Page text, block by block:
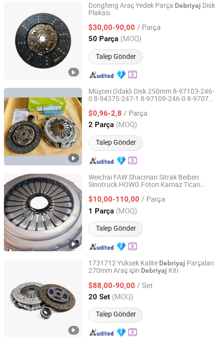
Dongfeng Araç Yedek Parça Debriyaj Disk
Plakası
$30,00-90,00 / Parça
50 Parça (MOQ)
Talep Gönder
Guilin Fuda Co., Ltd.
Guangxi, China Fiyat 2026
Müşteri Odaklı Disk 250mm 8-97103-246-
0 8-94375-247-1 8-97109-246-0 8-97070-
Otomatik DebriyajBasınç Plakası
$0,96-2,8 / Parça
2 Parça (MOQ)
Talep Gönder
Xingtai Tuoyuan Machinery Parts Co., Ltd.
Hebei, China Fiyat 2025
Weichai FAW Shacman Sitrak Beiben
Sinotruck HOWO Foton Kamaz Ticari
Traktör AraçOtomatikŞanzıman
Debriyaj Montajı
$10,00-110,00 / Parça
1 Parça (MOQ)
Talep Gönder
Changchun Yidong Automobile Parts Manufacturing Co.,
Ltd.
Jilin, China Fiyat 2025
1731712 Yüksek Kalite Debriyaj Parçaları
270mm Araç için Debriyaj Kiti
$88,00-90,00 / Set
20 Set (MOQ)
Talep Gönder
Yancheng Terbon Auto Parts Co., Ltd
Jiangsu, China Fiyat 2025